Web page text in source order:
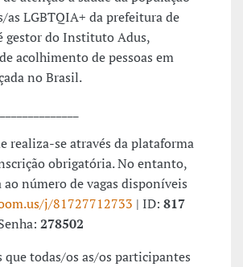
as LGBTQIA+ da prefeitura de
gestor do Instituto Adus,
acolhimento de pessoas em
no Brasil.
realiza-se através da plataforma
obrigatória. No entanto,
número de vagas disponíveis
j/81727712733 | ID: 817
278502
que todas/os as/os participantes